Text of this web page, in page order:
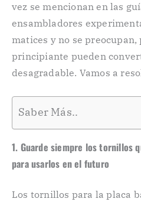
vez se mencionan en las
ensambladores
matices y no se preocupan,
principiante pueden
desagradable. Vamos a
Saber Más..
1. Guarde siempre los tornillos
para usarlos en el futuro
Los tornillos para la placa